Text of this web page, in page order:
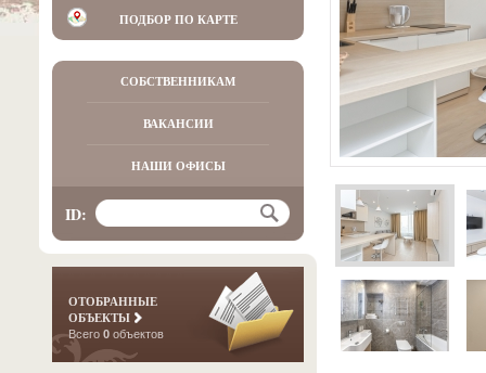
ПОДБОР ПО КАРТЕ
СОБСТВЕННИКАМ
ВАКАНСИИ
НАШИ ОФИСЫ
ID:
ОТОБРАННЫЕ
ОБЪЕКТЫ
Всего 0 объектов